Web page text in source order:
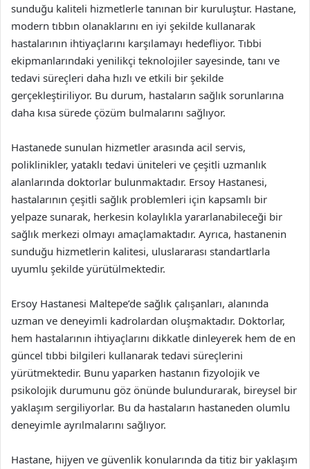
sunduğu kaliteli hizmetlerle tanınan bir kuruluştur. Hastane,
modern tıbbın olanaklarını en iyi şekilde kullanarak
hastalarının ihtiyaçlarını karşılamayı hedefliyor. Tıbbi
ekipmanlarındaki yenilikçi teknolojiler sayesinde, tanı ve
tedavi süreçleri daha hızlı ve etkili bir şekilde
gerçekleştiriliyor. Bu durum, hastaların sağlık sorunlarına
daha kısa sürede çözüm bulmalarını sağlıyor.
Hastanede sunulan hizmetler arasında acil servis,
poliklinikler, yataklı tedavi üniteleri ve çeşitli uzmanlık
alanlarında doktorlar bulunmaktadır. Ersoy Hastanesi,
hastalarının çeşitli sağlık problemleri için kapsamlı bir
yelpaze sunarak, herkesin kolaylıkla yararlanabileceği bir
sağlık merkezi olmayı amaçlamaktadır. Ayrıca, hastanenin
sunduğu hizmetlerin kalitesi, uluslararası standartlarla
uyumlu şekilde yürütülmektedir.
Ersoy Hastanesi Maltepe’de sağlık çalışanları, alanında
uzman ve deneyimli kadrolardan oluşmaktadır. Doktorlar,
hem hastalarının ihtiyaçlarını dikkatle dinleyerek hem de en
güncel tıbbi bilgileri kullanarak tedavi süreçlerini
yürütmektedir. Bunu yaparken hastanın fizyolojik ve
psikolojik durumunu göz önünde bulundurarak, bireysel bir
yaklaşım sergiliyorlar. Bu da hastaların hastaneden olumlu
deneyimle ayrılmalarını sağlıyor.
Hastane, hijyen ve güvenlik konularında da titiz bir yaklaşım